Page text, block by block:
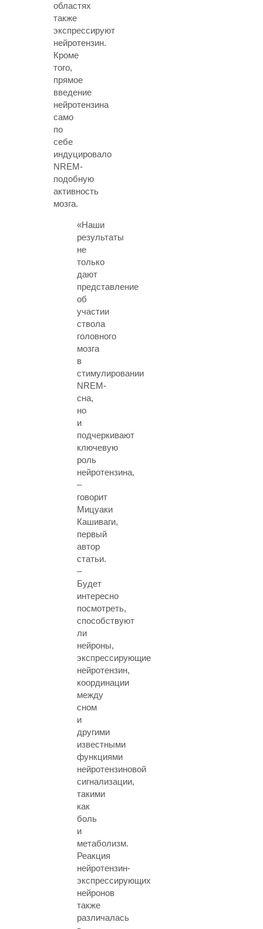
областях
также
экспрессируют
нейротензин.
Кроме
того,
прямое
введение
нейротензина
само
по
себе
индуцировало
NREM-
подобную
активность
мозга.
«Наши
результаты
не
только
дают
представление
об
участии
ствола
головного
мозга
в
стимулировании
NREM-
сна,
но
и
подчеркивают
ключевую
роль
нейротензина,
–
говорит
Мицуаки
Кашиваги,
первый
автор
статьи.
–
Будет
интересно
посмотреть,
способствуют
ли
нейроны,
экспрессирующие
нейротензин,
координации
между
сном
и
другими
известными
функциями
нейротензиновой
сигнализации,
такими
как
боль
и
метаболизм.
Реакция
нейротензин-
экспрессирующих
нейронов
также
различалась